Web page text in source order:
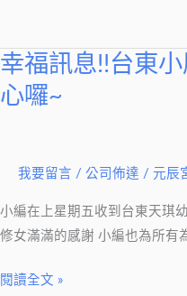
幸福訊息!!台東
心囉~
我要留言 / 公司佈達 / 元辰
小編在上星期五收到台東天琪
修女滿滿的感謝 小編也為所有
幸
福
訊
小
朋
們
閱讀全文 »